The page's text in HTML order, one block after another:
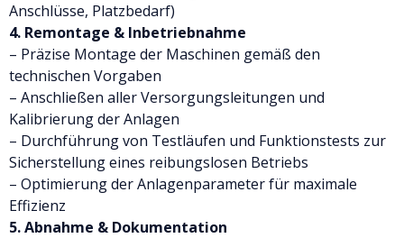
Anschlüsse, Platzbedarf)
4. Remontage & Inbetriebnahme
– Präzise Montage der Maschinen gemäß den
technischen Vorgaben
– Anschließen aller Versorgungsleitungen und
Kalibrierung der Anlagen
– Durchführung von Testläufen und Funktionstests zur
Sicherstellung eines reibungslosen Betriebs
– Optimierung der Anlagenparameter für maximale
Effizienz
5. Abnahme & Dokumentation